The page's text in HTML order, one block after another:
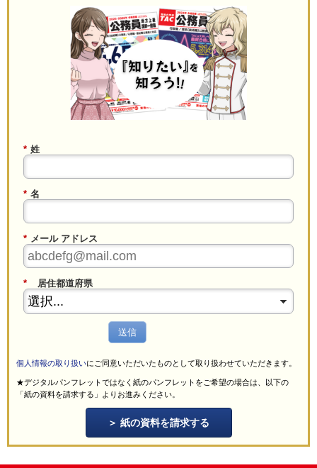
* 姓
* 名
* メール アドレス
* 居住都道府県
送信
個人情報の取り扱いにご同意いただいたものとして取り扱わせていただきます。
★デジタルパンフレットではなく紙のパンフレットをご希望の場合は、以下の
「紙の資料を請求する」よりお進みください。
紙の資料を請求する